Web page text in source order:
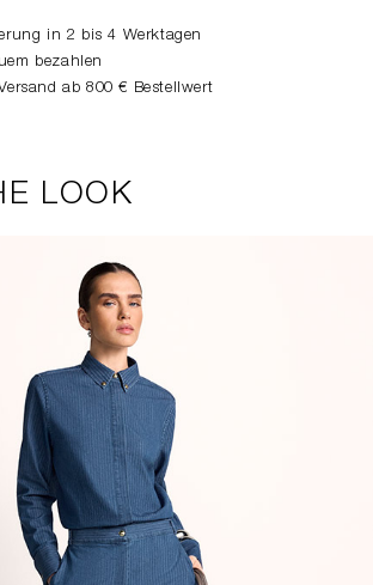
in 2 bis 4 Werktagen
bezahlen
ab 800 € Bestellwert
LOOK